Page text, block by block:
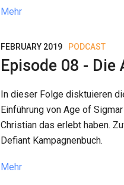
Mehr
FEBRUARY 2019 PODCAST
Episode 08 -
In dieser Folge disktuieren
Einführung von Age of
Christian das erlebt haben.
Defiant Kampagnenbuch.
Mehr